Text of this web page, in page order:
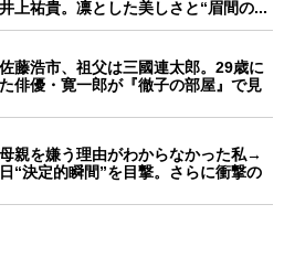
上祐貴。凛とした美しさと“眉間の...
藤浩市、祖父は三國連太郎。29歳に
俳優・寛一郎が『徹子の部屋』で見
親を嫌う理由がわからなかった私→
“決定的瞬間”を目撃。さらに衝撃の